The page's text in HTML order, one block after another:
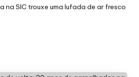
na SIC trouxe uma lufada de ar fresco